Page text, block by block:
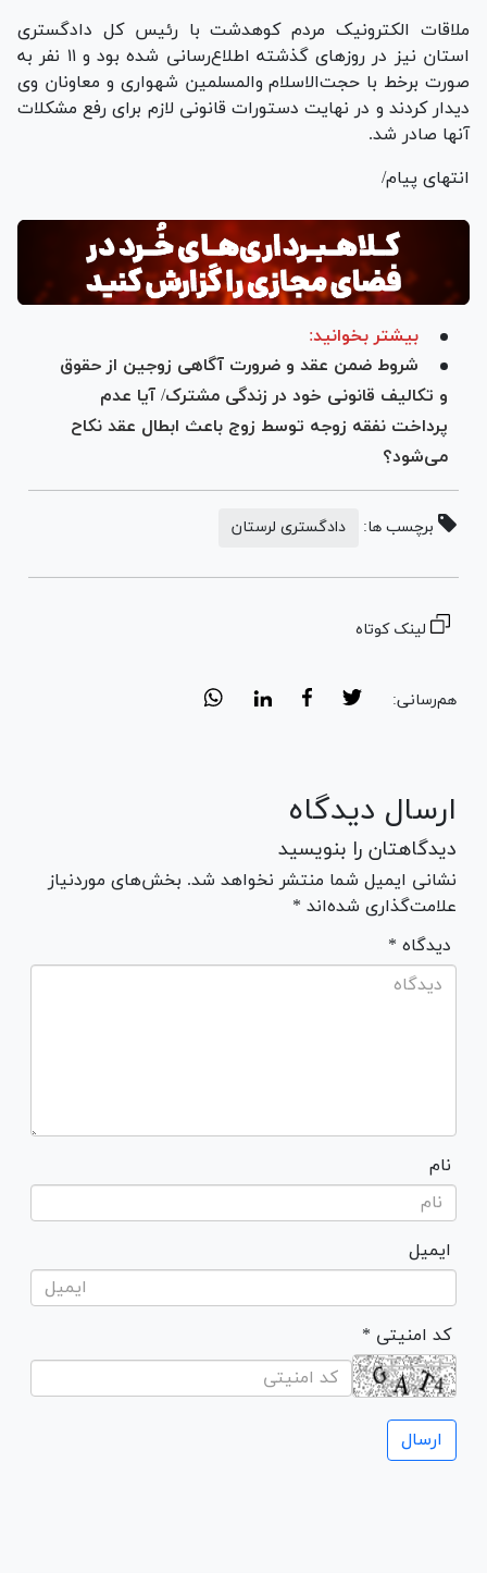
ملاقات الکترونیک مردم کوهدشت با رئیس کل دادگستری
استان نیز در روز‌های گذشته اطلاع‌رسانی شده بود و ۱۱ نفر به
صورت برخط با حجت‌الاسلام والمسلمین شهواری و معاونان وی
دیدار کردند و در نهایت دستورات قانونی لازم برای رفع مشکلات
آنها صادر شد.
انتهای پیام/
بیشتر بخوانید:
شروط ضمن عقد و ضرورت آگاهی زوجین از حقوق
و تکالیف قانونی خود در زندگی مشترک/ آیا عدم
پرداخت نفقه زوجه توسط زوج باعث ابطال عقد نکاح
می‌شود؟
برچسب ها: دادگستری لرستان
لینک کوتاه
هم‌رسانی:
ارسال دیدگاه
دیدگاهتان را بنویسید
نشانی ایمیل شما منتشر نخواهد شد. بخش‌های موردنیاز
علامت‌گذاری شده‌اند *
* دیدگاه
نام
ایمیل
* کد امنیتی